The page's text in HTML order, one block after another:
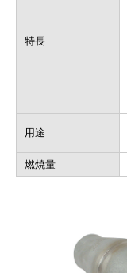
特長
用途
燃焼量